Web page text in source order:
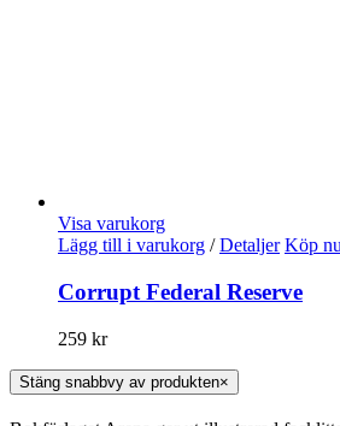
Visa varukorg
Lägg till i varukorg / Detaljer Köp nu
Corrupt Federal Reserve
259 kr
Stäng snabbvy av produkten×